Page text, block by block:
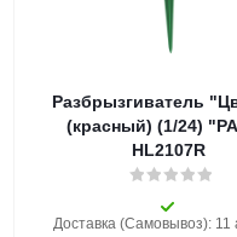
Разбрызгиватель
(красный) (1/24)
HL2107R
Доставка (Самовывоз): 11